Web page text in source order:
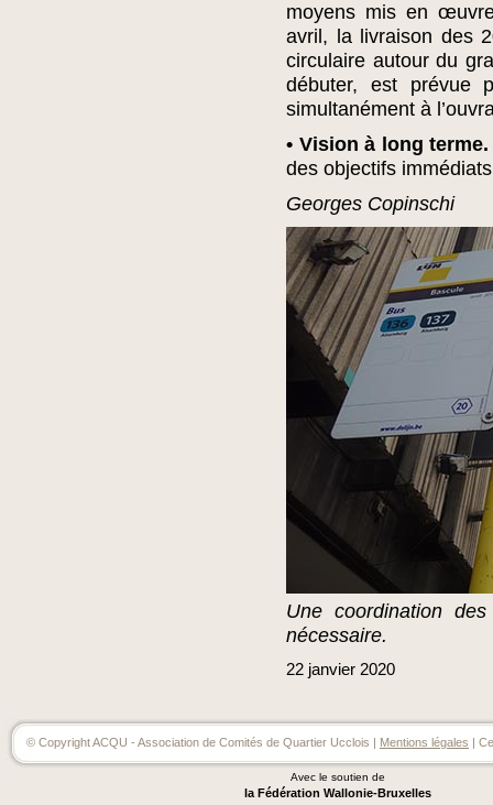
moyens mis en
avril, la livraison des
circulaire autour du
débuter, est prévue
simultanément à
• Vision à long terme.
des objectifs
Georges Copinschi
Une coordination
nécessaire.
22 janvier 2020
© Copyright ACQU - Association de Comités de Quartier Ucclois | Mentions légales |
Avec le soutien de
la Fédération Wallonie-Bruxelles